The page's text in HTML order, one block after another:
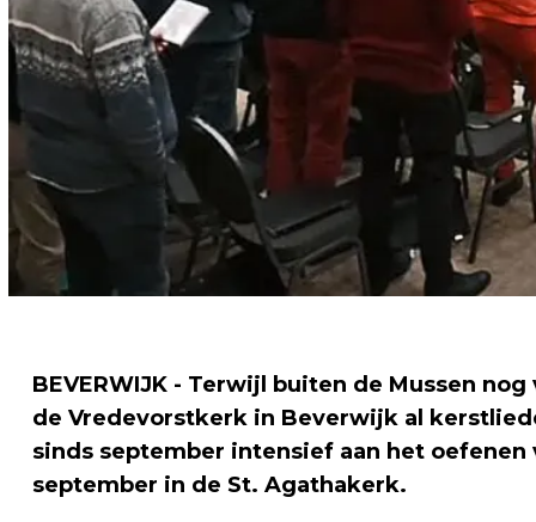
BEVERWIJK - Terwijl buiten de Mussen
de Vredevorstkerk in Beverwijk al
sinds september intensief aan het
september in de St. Agathakerk.